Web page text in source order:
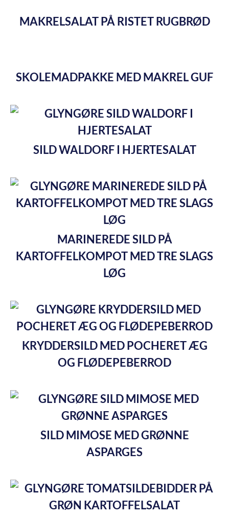
MAKRELSALAT PÅ RISTET RUGBRØD
SKOLEMADPAKKE MED MAKREL GUF
SILD WALDORF I HJERTESALAT
MARINEREDE SILD PÅ
KARTOFFELKOMPOT MED TRE SLAGS
LØG
KRYDDERSILD MED POCHERET ÆG
OG FLØDEPEBERROD
SILD MIMOSE MED GRØNNE
ASPARGES